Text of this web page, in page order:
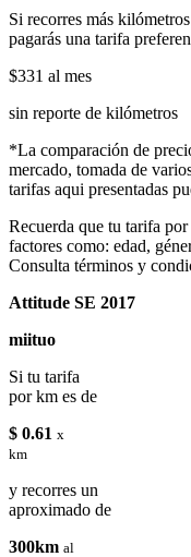
Si recorres más
pagarás una tarifa
$331 al mes
sin reporte de kilómetros
*La comparación de
mercado, tomada de
tarifas aqui presentadas
Recuerda que tu tarifa
factores como: edad,
Consulta términos y
Attitude SE 2017
miituo
Si tu tarifa
por km es de
$ 0.61 x
km
y recorres un
aproximado de
300km al